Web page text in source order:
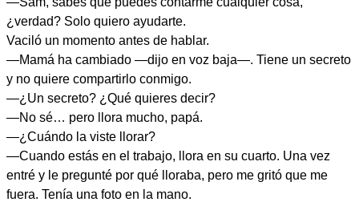
¿verdad? Solo quiero ayudarte.
Vaciló un momento antes de hablar.
—Mamá ha cambiado —dijo en voz baja—. Tiene un secreto
y no quiere compartirlo conmigo.
—¿Un secreto? ¿Qué quieres decir?
—No sé… pero llora mucho, papá.
—¿Cuándo la viste llorar?
—Cuando estás en el trabajo, llora en su cuarto. Una vez
entré y le pregunté por qué lloraba, pero me gritó que me
fuera. Tenía una foto en la mano.